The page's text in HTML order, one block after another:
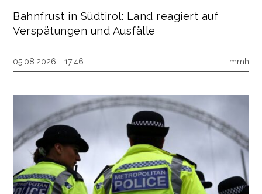
Bahnfrust in Südtirol: Land reagiert auf
Verspätungen und Ausfälle
05.08.2026 - 17:46 · mmh